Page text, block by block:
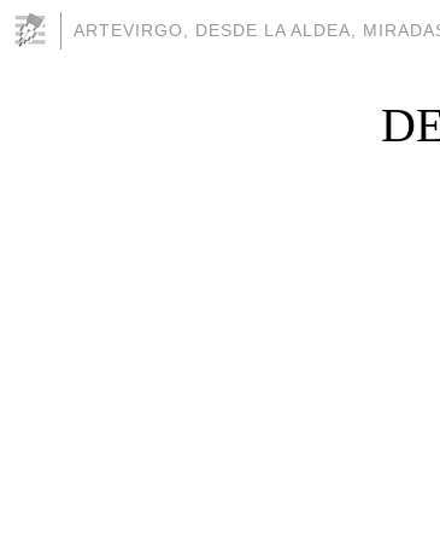
ARTEVIRGO, DESDE LA ALDEA,